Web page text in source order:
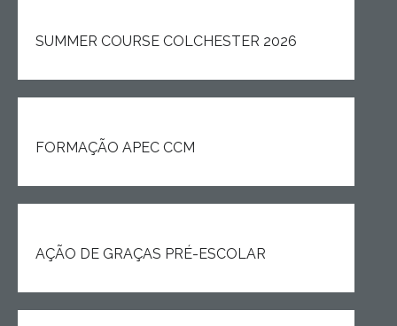
SUMMER COURSE COLCHESTER 2026
FORMAÇÃO APEC CCM
AÇÃO DE GRAÇAS PRÉ-ESCOLAR